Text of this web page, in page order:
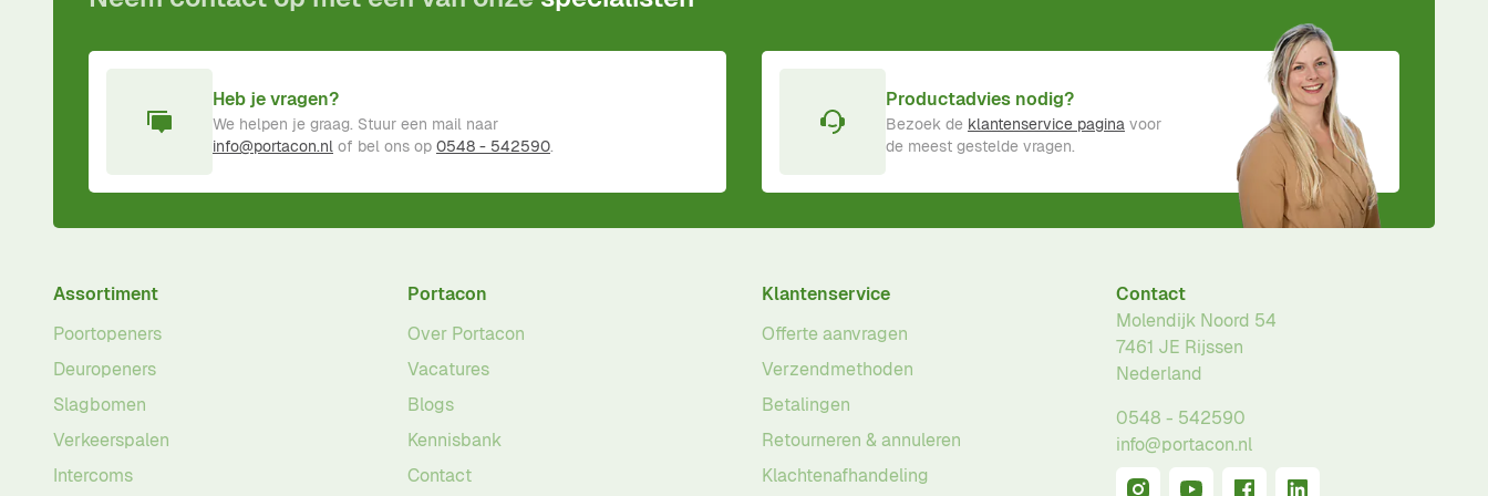
Heb je vragen?
We helpen je graag. Stuur een mail naar
info@portacon.nl of bel ons op 0548 - 542590.
Productadvies nodig?
Bezoek de klantenservice pagina voor
de meest gestelde vragen.
Assortiment
Poortopeners
Deuropeners
Slagbomen
Verkeerspalen
Intercoms
Portacon
Over Portacon
Vacatures
Blogs
Kennisbank
Contact
Klantenservice
Offerte aanvragen
Verzendmethoden
Betalingen
Retourneren & annuleren
Klachtenafhandeling
Contact
Molendijk Noord 54
7461 JE Rijssen
Nederland
0548 - 542590
info@portacon.nl